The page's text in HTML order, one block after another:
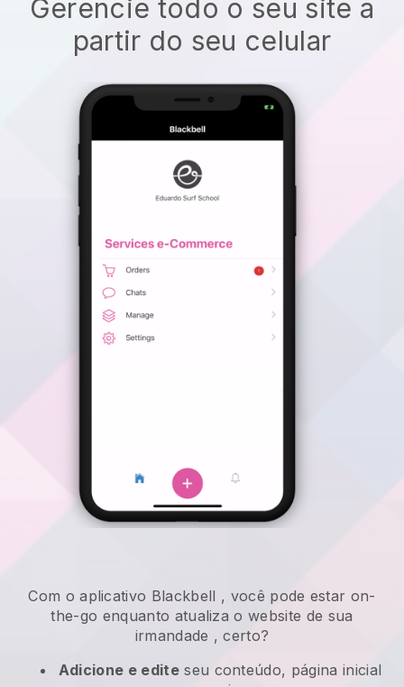
Gerencie todo o seu site a
partir do seu celular
Com o aplicativo Blackbell , você pode estar on-
the-go enquanto atualiza o website de sua
irmandade , certo?
Adicione e editeseu conteúdo, página inicial